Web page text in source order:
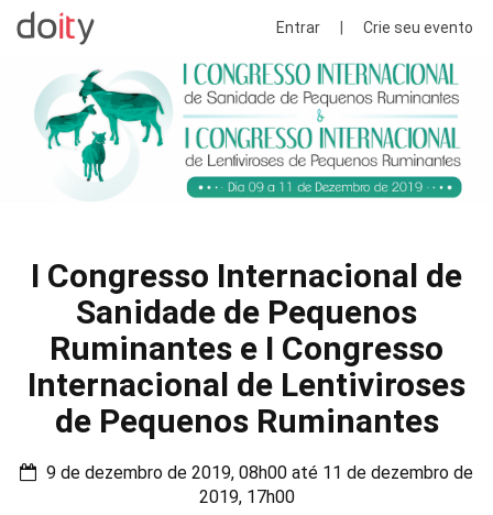
Entrar Crie seu evento
I Congresso Internacional de
Sanidade de Pequenos
Ruminantes e I Congresso
Internacional de Lentiviroses
de Pequenos Ruminantes
9 de dezembro de 2019, 08h00 até 11 de dezembro de
2019, 17h00